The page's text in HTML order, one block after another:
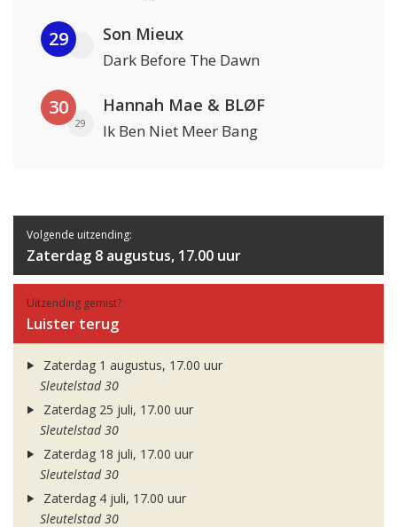
29 Son Mieux
Dark Before The Dawn
30
29
Hannah Mae & BLØF
Ik Ben Niet Meer Bang
Volgende uitzending:
Zaterdag 8 augustus, 17.00 uur
Uitzending gemist?
Luister terug
Zaterdag 1 augustus, 17.00 uur
Sleutelstad 30
Zaterdag 25 juli, 17.00 uur
Sleutelstad 30
Zaterdag 18 juli, 17.00 uur
Sleutelstad 30
Zaterdag 4 juli, 17.00 uur
Sleutelstad 30